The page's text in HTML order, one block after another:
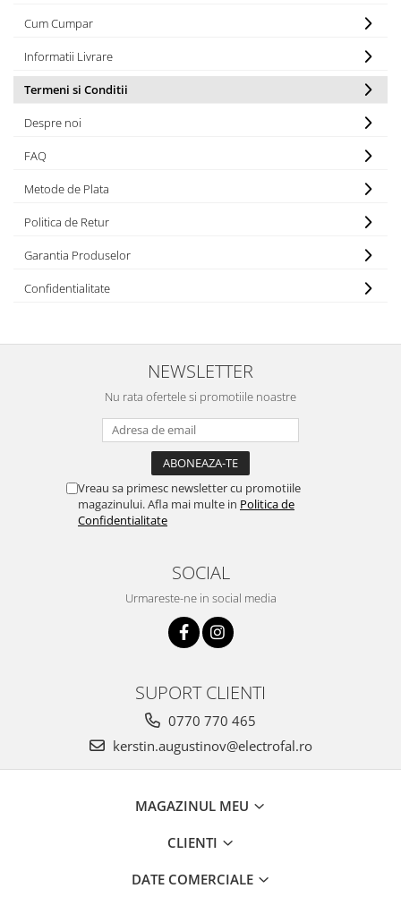
Cum Cumpar
Informatii Livrare
Termeni si Conditii
Despre noi
FAQ
Metode de Plata
Politica de Retur
Garantia Produselor
Confidentialitate
NEWSLETTER
Nu rata ofertele si promotiile noastre
Vreau sa primesc newsletter cu promotiile
magazinului. Afla mai multe in Politica de
Confidentialitate
SOCIAL
Urmareste-ne in social media
SUPORT CLIENTI
0770 770 465
kerstin.augustinov@electrofal.ro
MAGAZINUL MEU
CLIENTI
DATE COMERCIALE